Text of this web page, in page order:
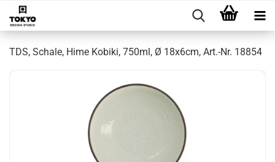
TDS, Schale, Hime Kobiki, 750ml, Ø 18x6cm, Art.-Nr. 18854